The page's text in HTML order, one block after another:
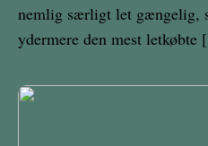
nemlig særligt let gængelig,
ydermere den mest